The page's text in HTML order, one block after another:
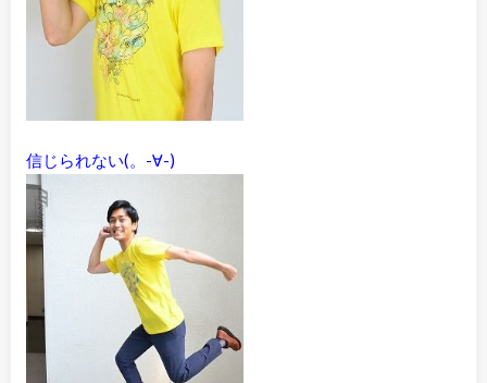
信じられない(。-∀-)